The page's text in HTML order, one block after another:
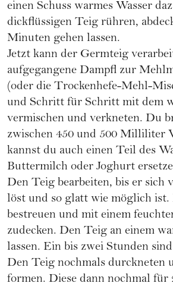
einen Schuss warmes Wasser
dickflüssigen Teig rühren,
Minuten gehen lassen.
Jetzt kann der Germteig
aufgegangene Dampfl zur
(oder die Trockenhefe-Mehl-
und Schritt für Schritt mit dem
vermischen und verkneten. Du
zwischen 450 und 500 Milliliter
kannst du auch einen Teil des
Buttermilch oder Joghurt
Den Teig bearbeiten, bis er sich
löst und so glatt wie möglich
bestreuen und mit einem
zudecken. Den Teig an einem
lassen. Ein bis zwei Stunden
Den Teig nochmals durckneten
formen. Diese dann nochmal für